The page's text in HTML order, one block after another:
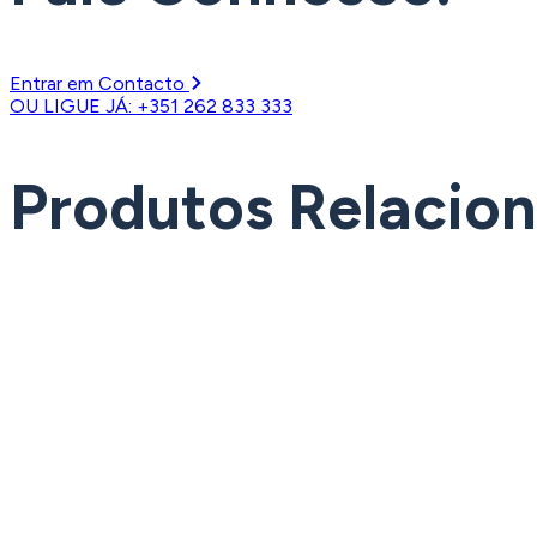
Entrar em Contacto
OU LIGUE JÁ: +351 262 833 333
Produtos